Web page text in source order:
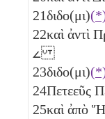
21διδο(μι)
22καὶ ἀντὶ
𐅵
23διδο(μι)
24Πετεεῦς
25καὶ ἀπὸ